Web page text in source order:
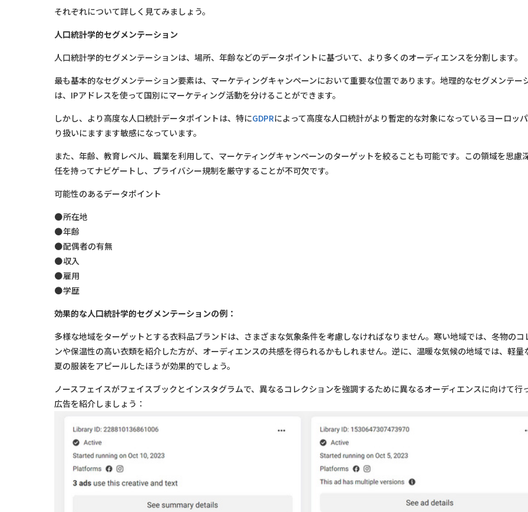
それぞれについて詳しく見てみましょう。
人口統計学的セグメンテーション
人口統計学的セグメンテーションは、場所、年齢などのデータポイントに基づいて、より多くのオーディエンスを分割します。
最も基本的なセグメンテーション要素は、マーケティングキャンペーンにおいて重要な位置であります。地理的なセグメンテー
は、IPアドレスを使って国別にマーケティング活動を分けることができます。
しかし、より高度な人口統計データポイントは、特にGDPRによって高度な人口統計がより暫定的な対象になっているヨーロッ
り扱いにますます敏感になっています。
また、年齢、教育レベル、職業を利用して、マーケティングキャンペーンのターゲットを絞ることも可能です。この領域を思慮
任を持ってナビゲートし、プライバシー規制を厳守することが不可欠です。
可能性のあるデータポイント
所在地
年齢
配偶者の有無
収入
雇用
学歴
効果的な人口統計学的セグメンテーションの例：
多様な地域をターゲットとする衣料品ブランドは、さまざまな気象条件を考慮しなければなりません。寒い地域では、冬物のコ
ンや保温性の高い衣類を紹介した方が、オーディエンスの共感を得られるかもしれません。逆に、温暖な気候の地域では、軽量
夏の服装をアピールしたほうが効果的でしょう。
ノースフェイスがフェイスブックとインスタグラムで、異なるコレクションを強調するために異なるオーディエンスに向けて行
広告を紹介しましょう：